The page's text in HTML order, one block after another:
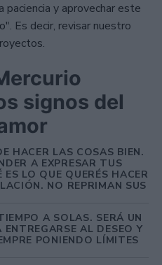
y aprovechar este
Es decir, revisar nuestro
signos del
HACER LAS COSAS BIEN.
A EXPRESAR TUS
ES LO QUE QUERÉS HACER
NO REPRIMAN SUS
A SOLAS. SERÁ UN
AL DESEO Y
PONIENDO LÍMITES